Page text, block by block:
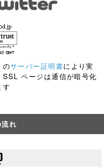
のサーバー証明書により実
ページは通信が暗号化
す
れ